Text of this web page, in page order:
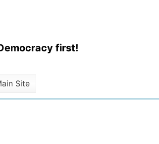
first!
Site